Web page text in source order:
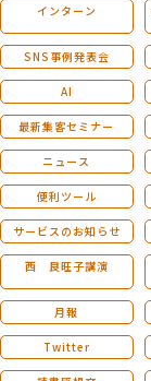
インターン
SNS事例発表会
AI
最新集客セミナー
ニュース
便利ツール
サービスのお知らせ
西 良旺子講演
月報
Twitter